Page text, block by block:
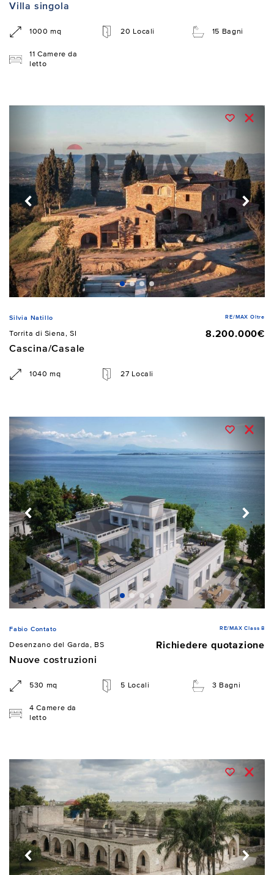
Villa singola
1000 mq 20 Locali 15 Bagni
11 Camere da
letto
Silvia Natillo RE/MAX Oltre
Torrita di Siena, SI
8.200.000€
Cascina/Casale
1040 mq 27 Locali
Fabio Contato RE/MAX Class 8
Desenzano del Garda, BS
Richiedere quotazione
Nuove costruzioni
530 mq 5 Locali 3 Bagni
4 Camere da
letto